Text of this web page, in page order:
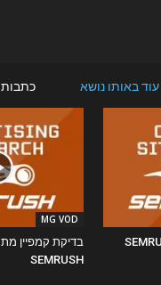
עוד באותו נושא כתבות
MG VOD
בדיקת קמפיין
SEMRUSH